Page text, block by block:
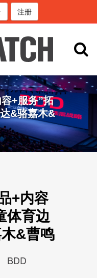
注册
+服务”拓
&骆嘉木&
+内容
体育边
&曹鸣
BDD